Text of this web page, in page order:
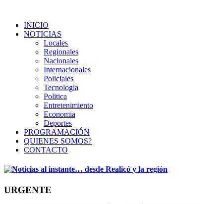
INICIO
NOTICIAS
Locales
Regionales
Nacionales
Internacionales
Policiales
Tecnologia
Politica
Entretenimiento
Economia
Deportes
PROGRAMACIÓN
QUIENES SOMOS?
CONTACTO
URGENTE